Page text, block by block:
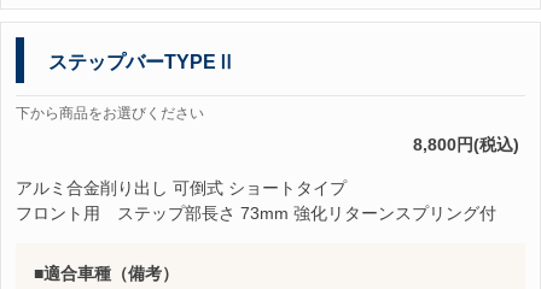
ステップバーTYPEⅡ
下から商品をお選びください
8,800円(税込)
アルミ合金削り出し 可倒式 ショートタイプ
フロント用 ステップ部長さ 73mm 強化リターンスプリング付
適合車種（備考）